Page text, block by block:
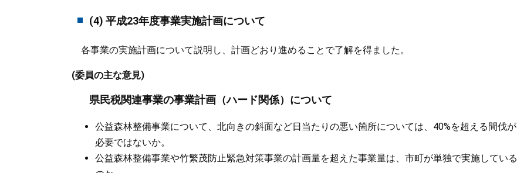
(4) 平成23年度事業実施計画について
各事業の実施計画について説明し、計画どおり進めることで了解を得ました。
(委員の主な意見)
県民税関連事業の事業計画（ハード関係）について
公益森林整備事業について、北向きの斜面など日当たりの悪い箇所については、40%を超える間伐が
必要ではないか。
公益森林整備事業や竹繁茂防止緊急対策事業の計画量を超えた事業量は、市町が単独で実施している